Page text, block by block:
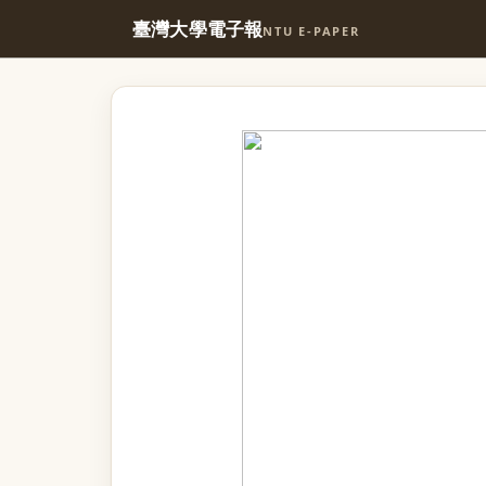
臺灣大學電子報NTU E-PAPER